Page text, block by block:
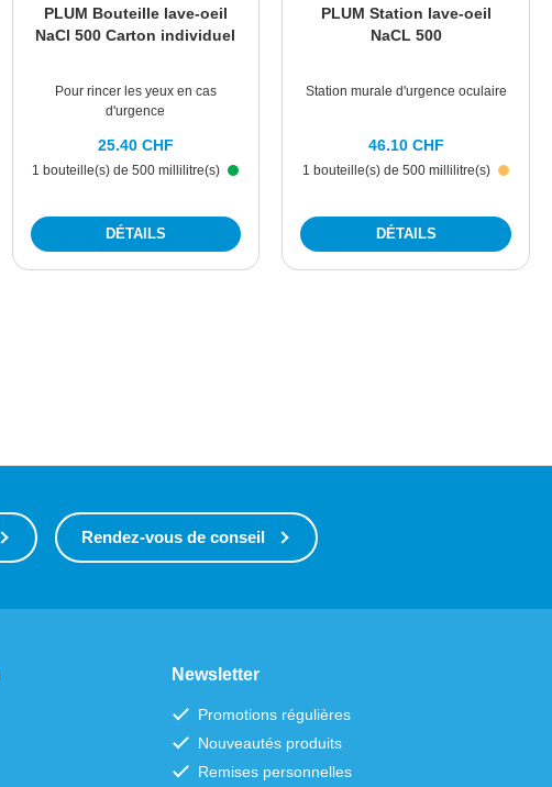
PLUM Bouteille lave-oeil
NaCl 500 Carton individuel
Pour rincer les yeux en cas
d'urgence
1 bouteille(s) de 500 millilitre(s)
25.40 CHF
DÉTAILS
PLUM Station lave-oeil
NaCL 500
Station murale d'urgence oculaire
1 bouteille(s) de 500 millilitre(s)
46.10 CHF
DÉTAILS
Rendez-vous de conseil
Newsletter
Promotions régulières
Nouveautés produits
Remises personnelles